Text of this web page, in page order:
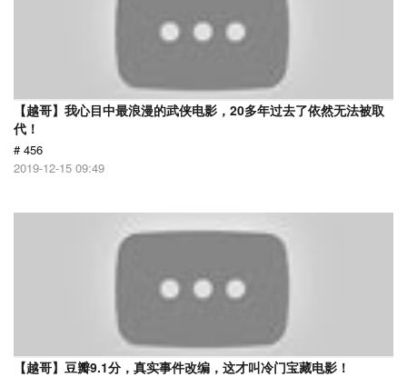
【越哥】我心目中最浪漫的武侠电影，20多年过去了依然无法被取
代！
# 456
2019-12-15 09:49
【越哥】豆瓣9.1分，真实事件改编，这才叫冷门宝藏电影！